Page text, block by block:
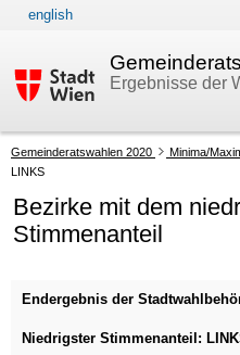
Ergebnisse der
english
Ihre
aktuelle
Gemeinderatswahlen 2020 Minima/
LINKS
Bezirke mit dem
Stimmenanteil
Endergebnis der
Niedrigster Stimmenanteil: